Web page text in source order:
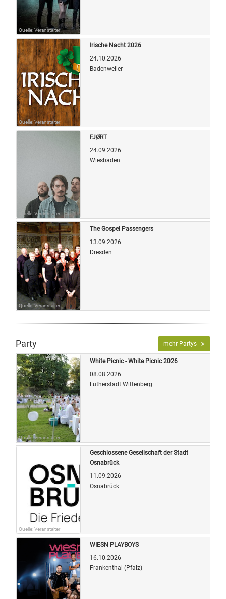
Quelle: Veranstalter
Quelle: Veranstalter
Irische Nacht 2026
24.10.2026
Badenweiler
Quelle: Veranstalter
FJØRT
24.09.2026
Wiesbaden
Quelle: Veranstalter
The Gospel Passengers
13.09.2026
Dresden
Party mehr Partys
Quelle: Veranstalter
White Picnic - White Picnic 2026
08.08.2026
Lutherstadt Wittenberg
Quelle: Veranstalter
Geschlossene Gesellschaft der Stadt
Osnabrück
11.09.2026
Osnabrück
WIESN PLAYBOYS
16.10.2026
Frankenthal (Pfalz)